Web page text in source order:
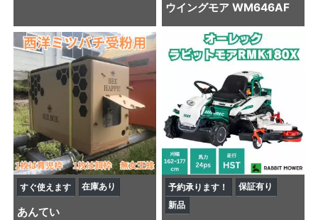
ウイングモア WM646AF
すぐ使えます 在庫あり
あんてい
予約承ります！
保証有り
新品